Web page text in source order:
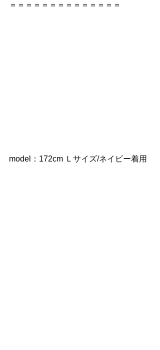
＝＝＝＝＝＝＝＝＝＝＝＝＝＝
model：172cm Ｌサイズ/ネイビー着用